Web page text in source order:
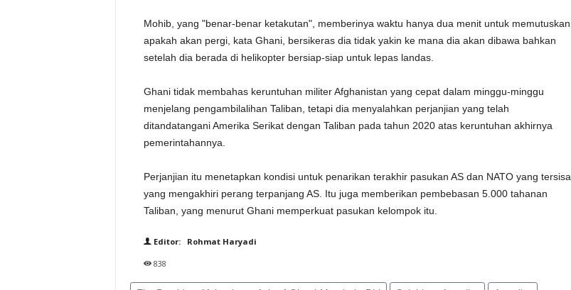
Mohib, yang "benar-benar ketakutan", memberinya waktu hanya dua menit untuk memutuskan
apakah akan pergi, kata Ghani, bersikeras dia tidak yakin ke mana dia akan dibawa bahkan
setelah dia berada di helikopter bersiap-siap untuk lepas landas.
Ghani tidak membahas keruntuhan militer Afghanistan yang cepat dalam minggu-minggu
menjelang pengambilalihan Taliban, tetapi dia menyalahkan perjanjian yang telah
ditandatangani Amerika Serikat dengan Taliban pada tahun 2020 atas keruntuhan akhirnya
pemerintahannya.
Perjanjian itu menetapkan kondisi untuk penarikan terakhir pasukan AS dan NATO yang tersisa
yang mengakhiri perang terpanjang AS. Itu juga memberikan pembebasan 5.000 tahanan
Taliban, yang menurut Ghani memperkuat pasukan kelompok itu.
Editor: Rohmat Haryadi
838